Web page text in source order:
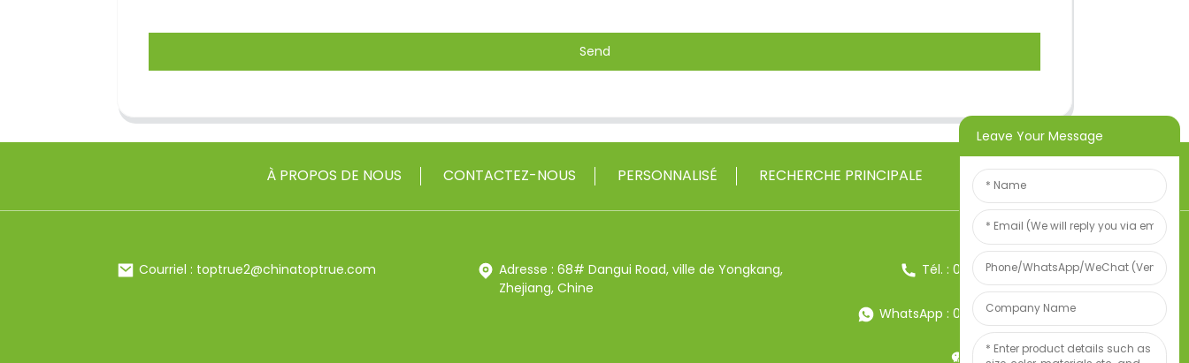
Send
À PROPOS DE NOUS CONTACTEZ-NOUS PERSONNALISÉ RECHERCHE PRINCIPALE
Courriel : toptrue2@chinatoptrue.com
Adresse : 68# Dangui Road, ville de Yongkang,
Zhejiang, Chine
Tél. : 0086-13857957906
WhatsApp : 0086-13857957906
Poids:34247497
Leave Your Message